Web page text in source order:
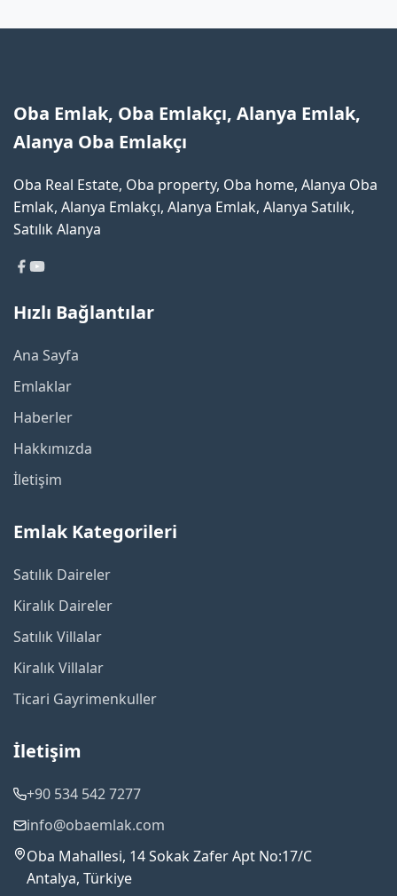
Oba Emlak, Oba Emlakçı, Alanya Emlak,
Alanya Oba Emlakçı
Oba Real Estate, Oba property, Oba home, Alanya Oba
Emlak, Alanya Emlakçı, Alanya Emlak, Alanya Satılık,
Satılık Alanya
Hızlı Bağlantılar
Ana Sayfa
Emlaklar
Haberler
Hakkımızda
İletişim
Emlak Kategorileri
Satılık Daireler
Kiralık Daireler
Satılık Villalar
Kiralık Villalar
Ticari Gayrimenkuller
İletişim
+90 534 542 7277
info@obaemlak.com
Oba Mahallesi, 14 Sokak Zafer Apt No:17/C
Antalya, Türkiye